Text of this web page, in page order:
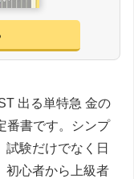
出る単特急 金の
番書です。シンプ
試験だけでなく日
初心者から上級者